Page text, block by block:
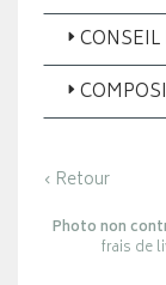
‹ Retour
Photo non
frais de